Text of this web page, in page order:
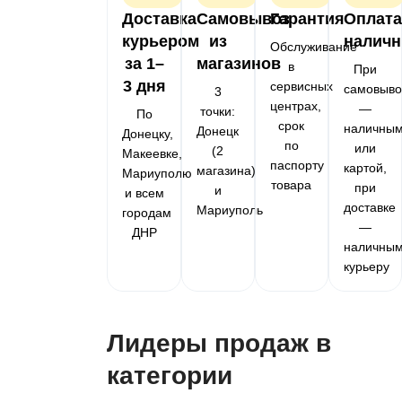
Доставка
курьером
за 1–
3 дня
По
Донецку,
Макеевке,
Мариуполю
и всем
городам
ДНР
Самовывоз
из
магазинов
3
точки:
Донецк
(2
магазина)
и
Мариуполь
Гарантия
Обслуживание
в
сервисных
центрах,
срок
по
паспорту
товара
Оплата
При
—
или
картой,
при
доставке
—
курьеру
Лидеры продаж в
категории